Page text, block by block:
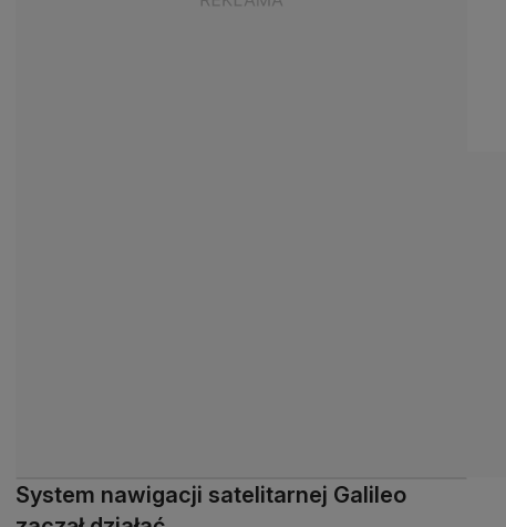
System nawigacji satelitarnej Galileo